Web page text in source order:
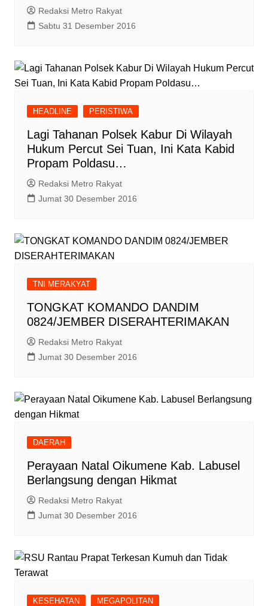
Redaksi Metro Rakyat
Sabtu 31 Desember 2016
HEADLINE PERISTIWA
Lagi Tahanan Polsek Kabur Di Wilayah
Hukum Percut Sei Tuan, Ini Kata Kabid
Propam Poldasu…
Redaksi Metro Rakyat
Jumat 30 Desember 2016
TNI MERAKYAT
TONGKAT KOMANDO DANDIM
0824/JEMBER DISERAHTERIMAKAN
Redaksi Metro Rakyat
Jumat 30 Desember 2016
DAERAH
Perayaan Natal Oikumene Kab. Labusel
Berlangsung dengan Hikmat
Redaksi Metro Rakyat
Jumat 30 Desember 2016
KESEHATAN MEGAPOLITAN